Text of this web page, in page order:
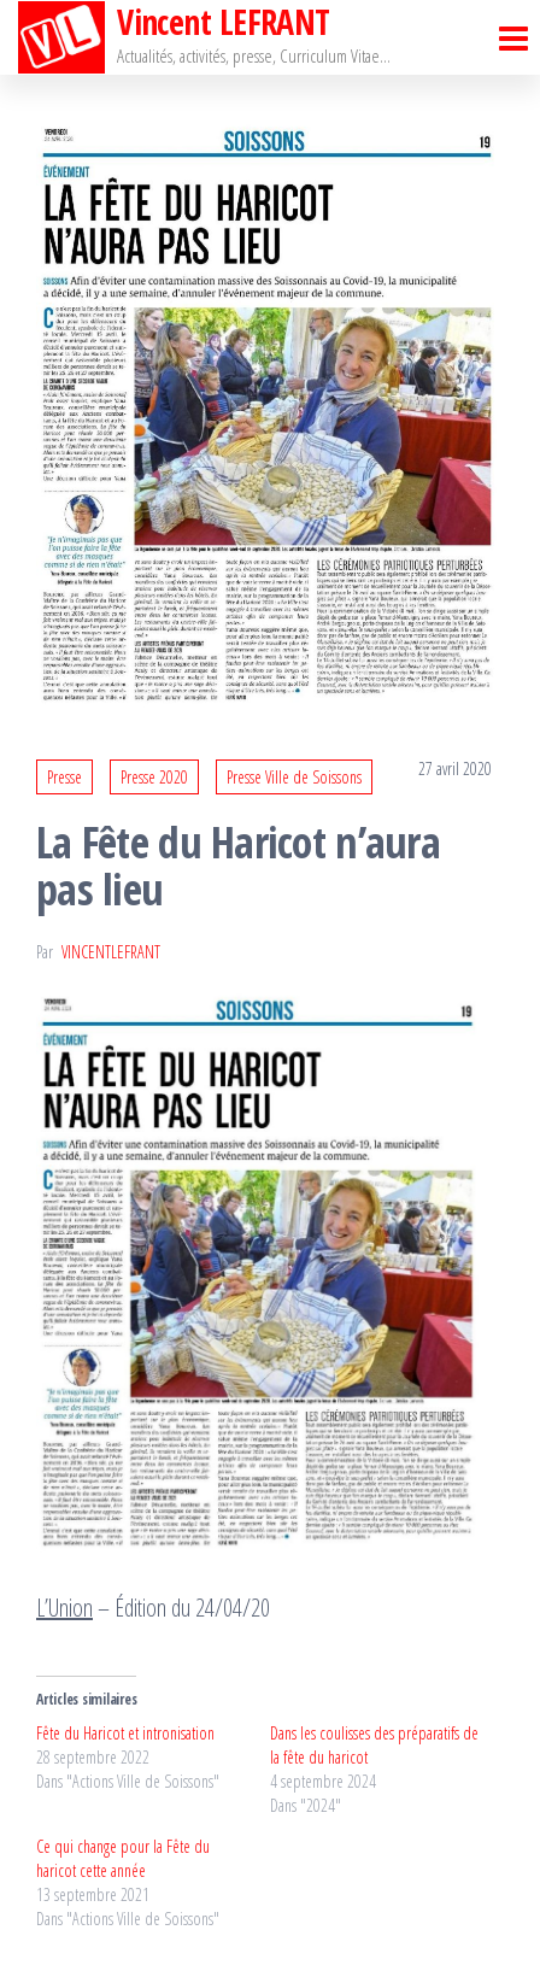
Passer
Vincent LEFRANT
Actualités, activités, presse, Curriculum Vitae…
Presse Presse 2020 Presse Ville de Soissons 27 avril 2020
La Fête du Haricot n’aura
pas lieu
Par VINCENTLEFRANT
L’Union– Édition du 24/04/20
Articles similaires
Fête du Haricot et intronisation
28 septembre 2022
Dans "Actions Ville de Soissons"
Dans les coulisses des préparatifs de
la fête du haricot
4 septembre 2024
Dans "2024"
Ce qui change pour la Fête du
haricot cette année
13 septembre 2021
Dans "Actions Ville de Soissons"